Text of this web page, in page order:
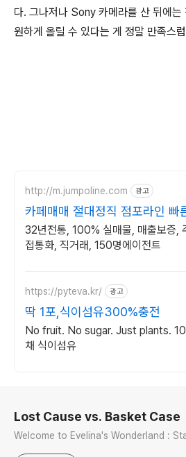
다. 그나저나 Sony 카메라를 산 뒤에는
원하게 올릴 수 있다는 게 정말 만족스
http://m.jumpoline.com 광고
카페매매 절대정직 점포라인 빠
래 & 안전중개거래
32년전통, 100% 실매물, 매출보증,
접통화, 직거래, 150명에이전트
https://pyteva.kr/ 광고
딱 1포,식이섬유300%충전
No fruit. No sugar. Just plants.
채 식이섬유
Lost Cause vs. Basket Case
Welcome to Evelina's Wonderland :